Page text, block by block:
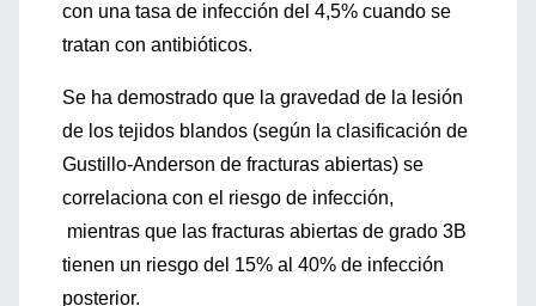
con una tasa de infección del 4,5% cuando se
tratan con antibióticos.
Se ha demostrado que la gravedad de la lesión
de los tejidos blandos (según la clasificación de
Gustillo-Anderson de fracturas abiertas) se
correlaciona con el riesgo de infección,
mientras que las fracturas abiertas de grado 3B
tienen un riesgo del 15% al 40% de infección
posterior.